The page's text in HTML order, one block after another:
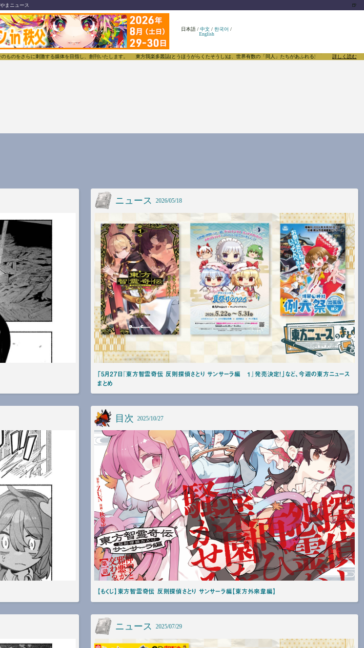
まニュース 🍺
日本語 /中文 /한국어 /
English
媒体を目指し、創刊いたします。 東方我楽多叢誌(とうほうがらくたそうし)は、世界有数の「同人」たちがあふれる東方Projectについて発信するメディアで
詳しく読む
ニュース 2026/05/18
「5月27日『東方智霊奇伝 反則探偵さとり サンサーラ編 １』発売決定！」など、今週の東方ニュース
まとめ
目次 2025/10/27
【もくじ】東方智霊奇伝 反則探偵さとり サンサーラ編【東方外來韋編】
ニュース 2025/07/29